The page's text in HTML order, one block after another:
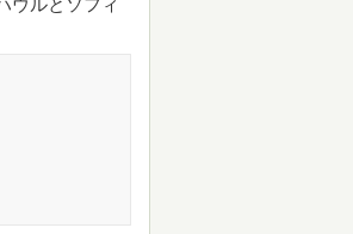
ウルとソフィ